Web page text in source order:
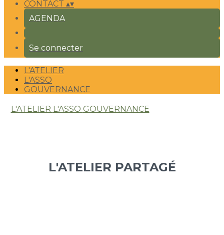
CONTACT ▴▾
AGENDA
Se connecter
L'ATELIER
L'ASSO
GOUVERNANCE
L'ATELIER L'ASSO GOUVERNANCE
L'ATELIER PARTAGÉ